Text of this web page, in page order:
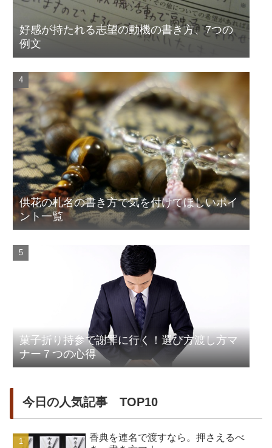
好感が持たれる志望の動機の書き方、7つの
例文
供花の札名の書き方で気を付けてほしいポイ
ント一覧
菓子折り持参で謝罪に行く！選び方渡し方マ
ナー７つの心得
今日の人気記事 TOP10
香典を連名で渡すなら。押さえるべ